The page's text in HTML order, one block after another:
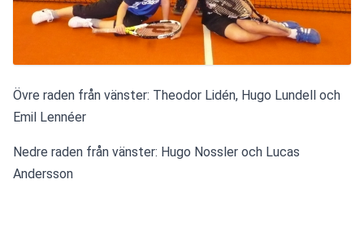
Övre raden från vänster: Theodor Lidén, Hugo Lundell och
Emil Lennéer
Nedre raden från vänster: Hugo Nossler och Lucas
Andersson